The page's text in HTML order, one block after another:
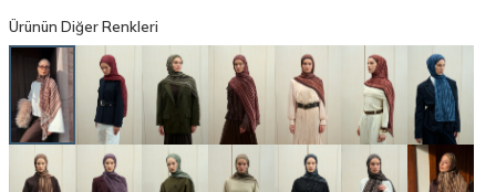
Ürünün Diğer Renkleri